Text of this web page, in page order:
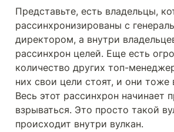
Представьте, есть владельцы,
рассинхронизированы с
директором, а внутри
рассинхрон целей. Еще есть
количество других топ-
них свои цели стоят, и они тоже
Весь этот рассинхрон начинает
взрываться. Это просто такой
происходит внутри вулкан.